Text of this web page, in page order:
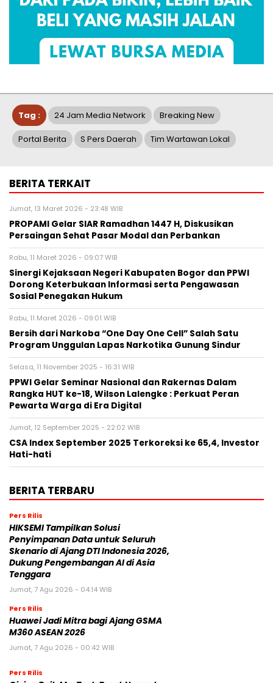
Tag : 24 Jam Media Network Breaking New
Portal Berita S Pers Daerah Tim Wartawan Lokal
BERITA TERKAIT
Jumat, 13 Maret 2026 - 23:48 WIB
PROPAMI Gelar SIAR Ramadhan 1447 H, Diskusikan
Persaingan Sehat Pasar Modal dan Perbankan
Rabu, 11 Maret 2026 - 09:07 WIB
Sinergi Kejaksaan Negeri Kabupaten Bogor dan PPWI
Dorong Keterbukaan Informasi serta Pengawasan
Sosial Penegakan Hukum
Rabu, 11 Maret 2026 - 09:01 WIB
Bersih dari Narkoba “One Day One Cell” Salah Satu
Program Unggulan Lapas Narkotika Gunung Sindur
Selasa, 11 November 2025 - 16:31 WIB
PPWI Gelar Seminar Nasional dan Rakernas Dalam
Rangka HUT ke-18, Wilson Lalengke : Perkuat Peran
Pewarta Warga di Era Digital
Jumat, 12 September 2025 - 22:02 WIB
CSA Index September 2025 Terkoreksi ke 65,4, Investor
Hati-hati
BERITA TERBARU
Pers Rilis
HIKSEMI Tampilkan Solusi
Penyimpanan Data untuk Seluruh
Skenario di Ajang DTI Indonesia 2026,
Dukung Pengembangan AI di Asia
Tenggara
Jumat, 7 Agu 2026 - 04:14 WIB
Pers Rilis
Huawei Jadi Mitra bagi Ajang GSMA
M360 ASEAN 2026
Jumat, 7 Agu 2026 - 00:42 WIB
Pers Rilis